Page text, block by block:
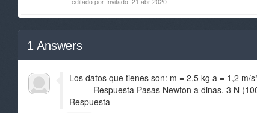
1 Answers
Los datos que tienes son: m = 2,5 kg a = 1,2 m/
--------Respuesta Pasas Newton a dinas. 3 N
Respuesta